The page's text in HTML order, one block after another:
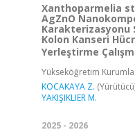
Xanthoparmelia
AgZnO
Karakterizasyonu
Kolon Kanseri
Yerleştirme
Yükseköğretim
KOCAKAYA Z.
YAKIŞIKLIER M.
2025 - 2026